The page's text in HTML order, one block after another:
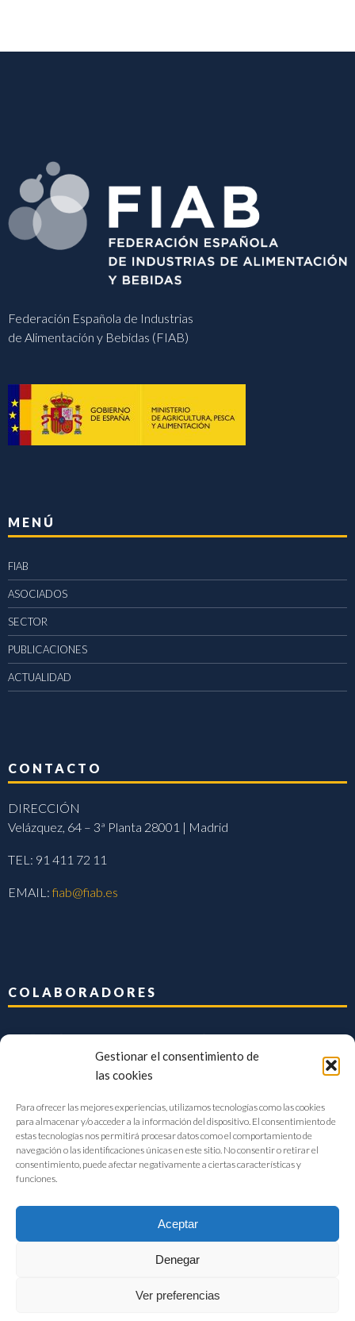
Gestionar el consentimiento de
las cookies
Para ofrecer las mejores experiencias, utilizamos tecnologías como las cookies
para almacenar y/o acceder a la información del dispositivo. El consentimiento de
estas tecnologías nos permitirá procesar datos como el comportamiento de
navegación o las identificaciones únicas en este sitio. No consentir o retirar el
consentimiento, puede afectar negativamente a ciertas características y
funciones.
Aceptar
Denegar
Ver preferencias
Federación Española de Industrias
de Alimentación y Bebidas (FIAB)
MENÚ
FIAB
ASOCIADOS
SECTOR
PUBLICACIONES
ACTUALIDAD
CONTACTO
DIRECCIÓN
Velázquez, 64 – 3ª Planta 28001 | Madrid
TEL: 91 411 72 11
EMAIL:fiab@fiab.es
COLABORADORES
FIAB Federación Española de Industrias de la Alimentación y Bebidas